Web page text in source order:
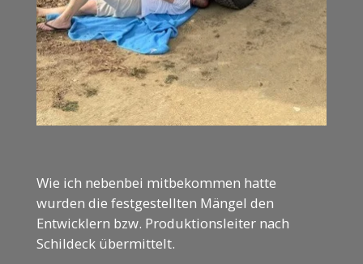
Wie ich nebenbei mitbekommen hatte
wurden die festgestellten Mängel den
Entwicklern bzw. Produktionsleiter nach
Schildeck übermittelt.